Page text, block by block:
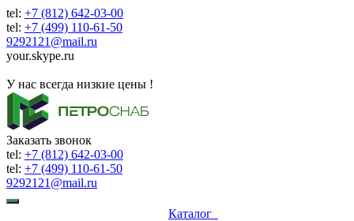
tel: +7 (812) 642-03-00
tel: +7 (499) 110-61-50
9292121@mail.ru
your.skype.ru
У нас всегда низкие цены !
Заказать звонок
tel: +7 (812) 642-03-00
tel: +7 (499) 110-61-50
9292121@mail.ru
Каталог